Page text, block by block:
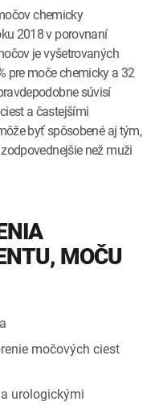
chemicky
2018 v porovnaní
je vyšetrovaných
pre moče chemicky a 32
súvisí
a častejšími
byť spôsobené aj tým,
než muži
MOČU
močových ciest
urologickými